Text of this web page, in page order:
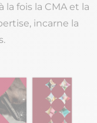
fois la CMA et la
incarne la